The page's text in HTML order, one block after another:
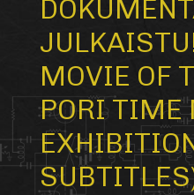
MOVIE OF
PORI TIME